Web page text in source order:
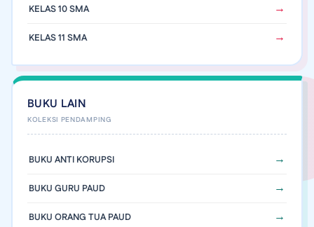
KELAS 10 SMA
KELAS 11 SMA
BUKU LAIN
BUKU ANTI KORUPSI
BUKU GURU PAUD
BUKU ORANG TUA PAUD